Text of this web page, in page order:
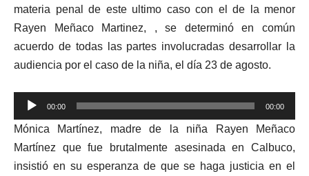
materia penal de este ultimo caso con el de la menor
Rayen Meñaco Martinez, , se determinó en común
acuerdo de todas las partes involucradas desarrollar la
audiencia por el caso de la niña, el día 23 de agosto.
Reproductor
de
audio
00:00 00:00
Mónica Martínez, madre de la niña Rayen Meñaco
Martínez que fue brutalmente asesinada en Calbuco,
insistió en su esperanza de que se haga justicia en el